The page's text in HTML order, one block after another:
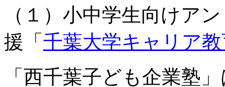
（１）小中学生向けア
援「 千葉大学キャリア
「西千葉子ども企業塾